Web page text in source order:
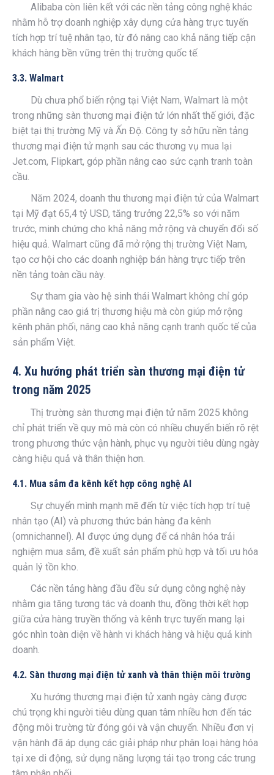
Alibaba còn liên kết với các nền tảng công nghệ khác
nhằm hỗ trợ doanh nghiệp xây dựng cửa hàng trực tuyến
tích hợp trí tuệ nhân tạo, từ đó nâng cao khả năng tiếp cận
khách hàng bền vững trên thị trường quốc tế.
3.3. Walmart
Dù chưa phổ biến rộng tại Việt Nam, Walmart là một
trong những sàn thương mại điện tử lớn nhất thế giới, đặc
biệt tại thị trường Mỹ và Ấn Độ. Công ty sở hữu nền tảng
thương mại điện tử mạnh sau các thương vụ mua lại
Jet.com, Flipkart, góp phần nâng cao sức cạnh tranh toàn
cầu.
Năm 2024, doanh thu thương mại điện tử của Walmart
tại Mỹ đạt 65,4 tỷ USD, tăng trưởng 22,5% so với năm
trước, minh chứng cho khả năng mở rộng và chuyển đổi số
hiệu quả. Walmart cũng đã mở rộng thị trường Việt Nam,
tạo cơ hội cho các doanh nghiệp bán hàng trực tiếp trên
nền tảng toàn cầu này.
Sự tham gia vào hệ sinh thái Walmart không chỉ góp
phần nâng cao giá trị thương hiệu mà còn giúp mở rộng
kênh phân phối, nâng cao khả năng cạnh tranh quốc tế của
sản phẩm Việt.
4. Xu hướng phát triển sàn thương mại điện tử
trong năm 2025
Thị trường sàn thương mại điện tử năm 2025 không
chỉ phát triển về quy mô mà còn có nhiều chuyển biến rõ rệt
trong phương thức vận hành, phục vụ người tiêu dùng ngày
càng hiệu quả và thân thiện hơn.
4.1. Mua sắm đa kênh kết hợp công nghệ AI
Sự chuyển mình mạnh mẽ đến từ việc tích hợp trí tuệ
nhân tạo (AI) và phương thức bán hàng đa kênh
(omnichannel). AI được ứng dụng để cá nhân hóa trải
nghiệm mua sắm, đề xuất sản phẩm phù hợp và tối ưu hóa
quản lý tồn kho.
Các nền tảng hàng đầu đều sử dụng công nghệ này
nhằm gia tăng tương tác và doanh thu, đồng thời kết hợp
giữa cửa hàng truyền thống và kênh trực tuyến mang lại
góc nhìn toàn diện về hành vi khách hàng và hiệu quả kinh
doanh.
4.2. Sàn thương mại điện tử xanh và thân thiện môi trường
Xu hướng thương mại điện tử xanh ngày càng được
chú trọng khi người tiêu dùng quan tâm nhiều hơn đến tác
động môi trường từ đóng gói và vận chuyển. Nhiều đơn vị
vận hành đã áp dụng các giải pháp như phân loại hàng hóa
tại xe di động, sử dụng năng lượng tái tạo trong các trung